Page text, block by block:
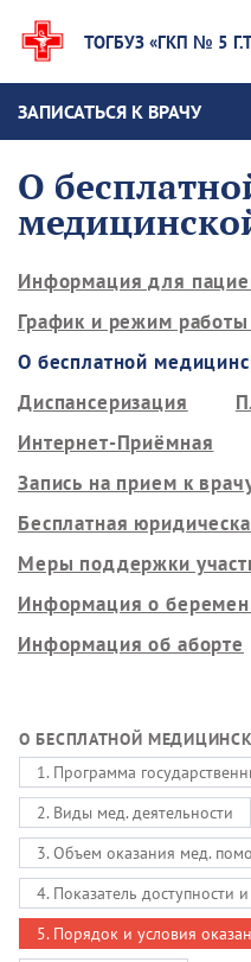
ТОГБУЗ «ГКП № 5
ЗАПИСАТЬСЯ К ВРАЧУ
О
Информация для
График и режим
О бесплатной
Диспансеризация
Интернет-Приёмная
Запись на прием к
Бесплатная
Меры поддержки
Информация о
Информация об аборте
О БЕСПЛАТНОЙ
1. Программа
2. Виды мед. деятельности
3. Объем оказания мед.
4. Показатель доступности
5. Порядок и условия